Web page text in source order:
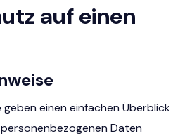
auf einen
geben einen einfachen Überblick
Daten